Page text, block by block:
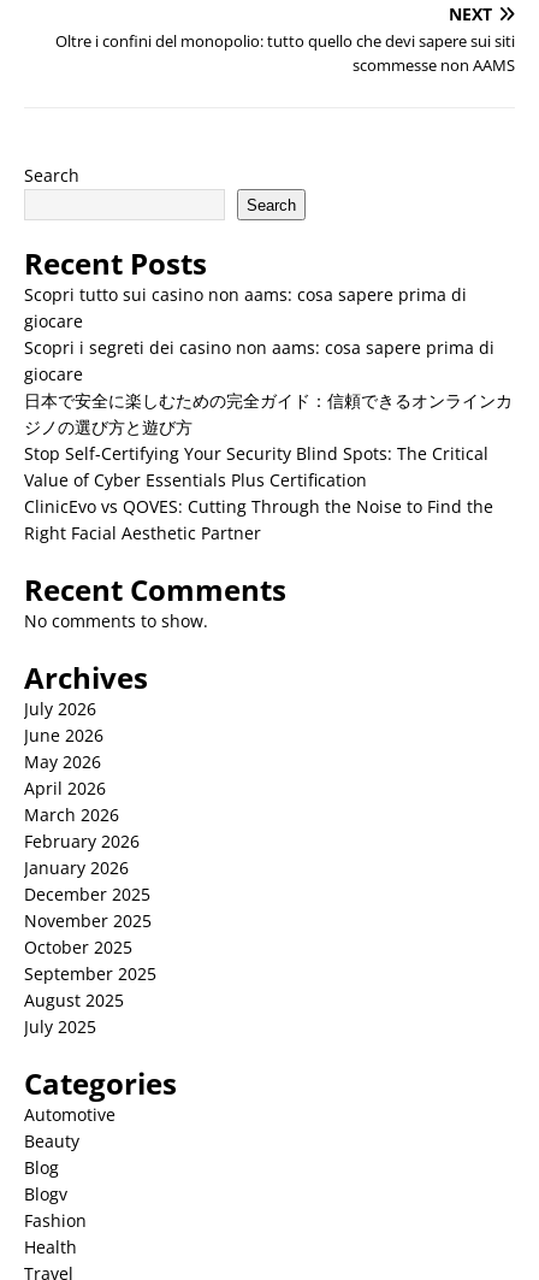
NEXT
Oltre i confini del monopolio: tutto quello che devi sapere sui siti
scommesse non AAMS
Search
Search
Recent Posts
Scopri tutto sui casino non aams: cosa sapere prima di
giocare
Scopri i segreti dei casino non aams: cosa sapere prima di
giocare
日本で安全に楽しむための完全ガイド：信頼できるオンラインカ
ジノの選び方と遊び方
Stop Self-Certifying Your Security Blind Spots: The Critical
Value of Cyber Essentials Plus Certification
ClinicEvo vs QOVES: Cutting Through the Noise to Find the
Right Facial Aesthetic Partner
Recent Comments
No comments to show.
Archives
July 2026
June 2026
May 2026
April 2026
March 2026
February 2026
January 2026
December 2025
November 2025
October 2025
September 2025
August 2025
July 2025
Categories
Automotive
Beauty
Blog
Blogv
Fashion
Health
Travel